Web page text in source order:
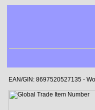
EAN/GIN: 8697520527135 -